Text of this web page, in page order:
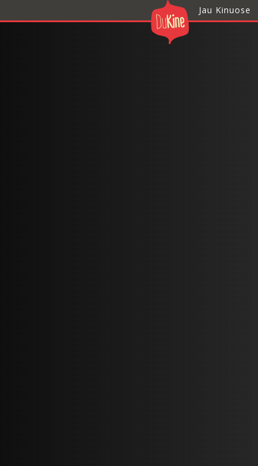
Jau Kinuose